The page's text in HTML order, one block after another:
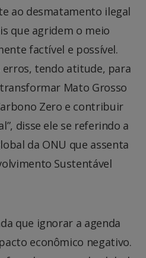
ao desmatamento ilegal
que agridem o meio
factível e possível.
erros, tendo atitude, para
Mato Grosso
Zero e contribuir
disse ele se referindo a
da ONU que assenta
Sustentável
que ignorar a agenda
econômico negativo.